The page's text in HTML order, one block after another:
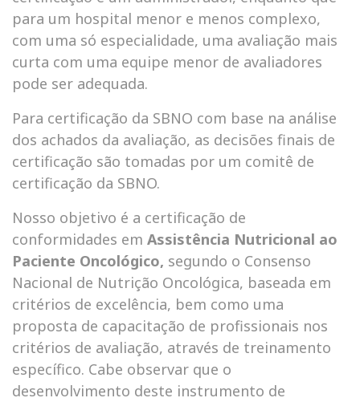
para um hospital menor e menos complexo,
com uma só especialidade, uma avaliação mais
curta com uma equipe menor de avaliadores
pode ser adequada.
Para certificação da SBNO com base na análise
dos achados da avaliação, as decisões finais de
certificação são tomadas por um comitê de
certificação da SBNO.
Nosso objetivo é a certificação de
conformidades em Assistência Nutricional ao
Paciente Oncológico, segundo o Consenso
Nacional de Nutrição Oncológica, baseada em
critérios de excelência, bem como uma
proposta de capacitação de profissionais nos
critérios de avaliação, através de treinamento
específico. Cabe observar que o
desenvolvimento deste instrumento de